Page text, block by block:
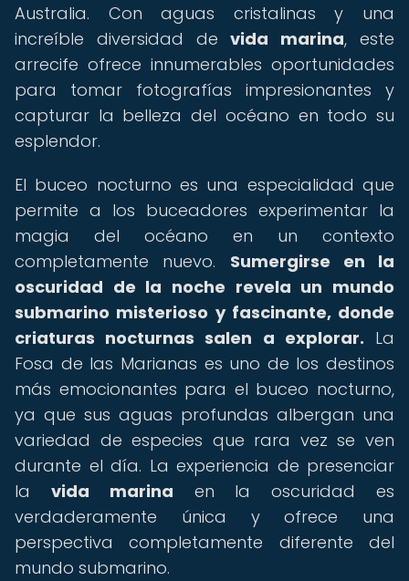
Australia. Con aguas cristalinas y una
increíble diversidad devida marina, este
arrecife ofrece innumerables oportunidades
para tomar fotografías impresionantes y
capturar la belleza del océano en todo su
esplendor.
El buceo nocturno es una especialidad que
permite a los buceadores experimentar la
magia del océano en un contexto
completamente nuevo. Sumergirse en la
oscuridad de la noche revela un mundo
submarino misterioso y fascinante, donde
criaturas nocturnas salen a explorar. La
Fosa de las Marianas es uno de los destinos
más emocionantes para el buceo nocturno,
ya que sus aguas profundas albergan una
variedad de especies que rara vez se ven
durante el día. La experiencia de presenciar
la vida marina en la oscuridad es
verdaderamente única y ofrece una
perspectiva completamente diferente del
mundo submarino.